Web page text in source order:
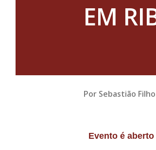
EM
Por Sebastião Filho
Evento é aberto à população e ocorre no dia 23 de outubro, a partir das 9h, na Praça